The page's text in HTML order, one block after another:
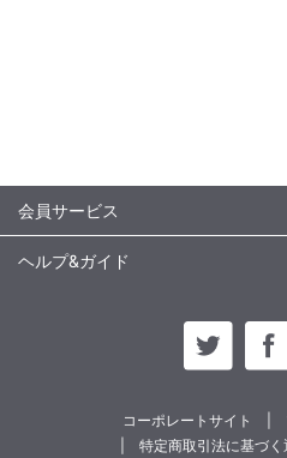
会員サービス
ヘルプ&ガイド
コーポレートサイト
特定商取引法に基づ